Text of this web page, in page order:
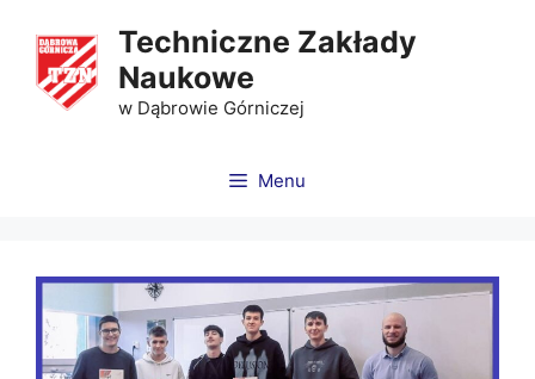
Techniczne Zakłady
Naukowe
w Dąbrowie Górniczej
Menu